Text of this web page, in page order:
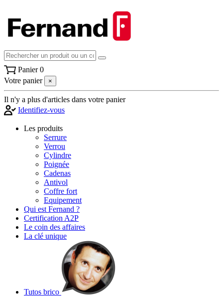
Panier 0
Votre panier
×
Il n'y a plus d'articles dans votre panier
Identifiez-vous
Les produits
Serrure
Verrou
Cylindre
Poignée
Cadenas
Antivol
Coffre fort
Equipement
Qui est Fernand ?
Certification A2P
Le coin des affaires
La clé unique
Tutos brico